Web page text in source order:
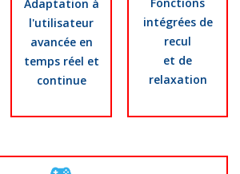
Adaptation à
l'utilisateur
avancée en
temps réel et
continue
Fonctions
intégrées de
recul
et de
relaxation